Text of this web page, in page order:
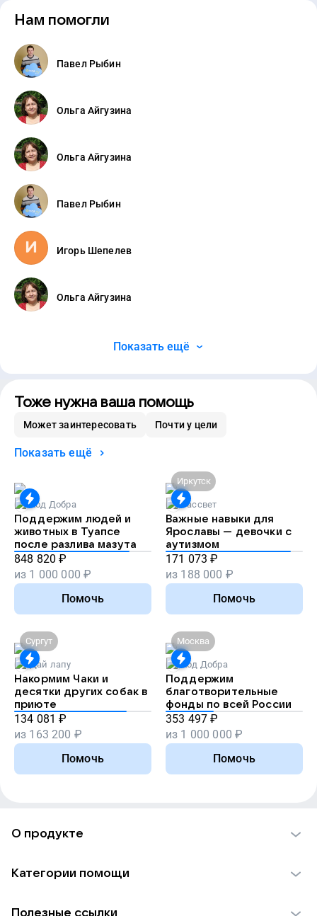
Нам помогли
Павел Рыбин
Ольга Айгузина
Ольга Айгузина
Павел Рыбин
Игорь Шепелев
Ольга Айгузина
Показать ещё
Тоже нужна ваша помощь
Может заинтересовать Почти у цели
Показать ещё
Код Добра
Поддержим людей и
животных в Туапсе
после разлива мазута
848 820 ₽
из 1 000 000 ₽
Помочь
Иркутск
Рассвет
Важные навыки для
Ярославы — девочки с
аутизмом
171 073 ₽
из 188 000 ₽
Помочь
Сургут
Дай лапу
Накормим Чаки и
десятки других собак в
приюте
134 081 ₽
из 163 200 ₽
Помочь
Москва
Код Добра
Поддержим
благотворительные
фонды по всей России
353 497 ₽
из 1 000 000 ₽
Помочь
О продукте
Использование материалов
Категории помощи
Полезные ссылки